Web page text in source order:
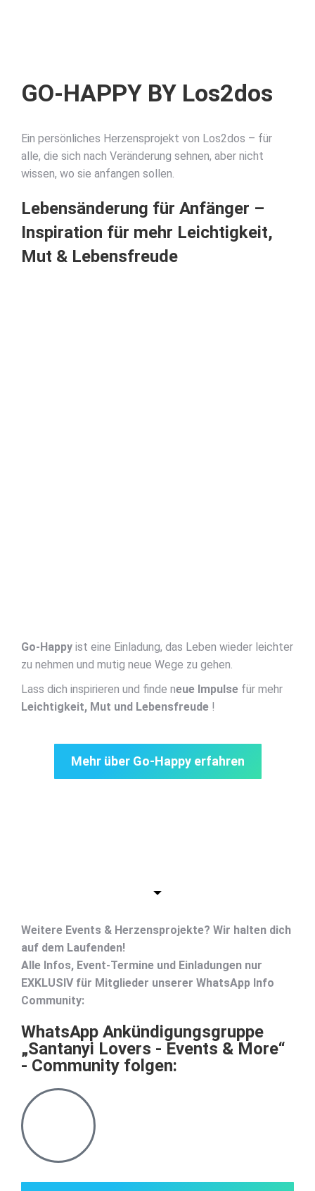
GO-HAPPY BY Los2dos
Ein persönliches Herzensprojekt von Los2dos – für
alle, die sich nach Veränderung sehnen, aber nicht
wissen, wo sie anfangen sollen.
Lebensänderung für Anfänger –
Inspiration für mehr Leichtigkeit,
Mut & Lebensfreude
Go-Happy ist eine Einladung, das Leben wieder leichter
zu nehmen und mutig neue Wege zu gehen.
Lass dich inspirieren und finde neue Impulse für mehr
Leichtigkeit, Mut und Lebensfreude !
Mehr über Go-Happy erfahren
Weitere Events & Herzensprojekte? Wir halten dich
auf dem Laufenden!
Alle Infos, Event-Termine und Einladungen nur
EXKLUSIV für Mitglieder unserer WhatsApp Info
Community:
WhatsApp Ankündigungsgruppe
„Santanyi Lovers - Events & More“
- Community folgen: